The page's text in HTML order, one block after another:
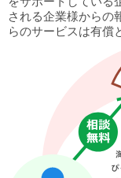
される企業様からの
らのサービスは有償